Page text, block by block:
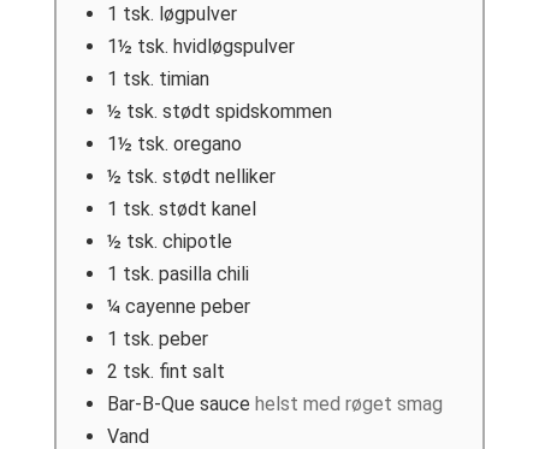
1 tsk. løgpulver
1½ tsk. hvidløgspulver
1 tsk. timian
½ tsk. stødt spidskommen
1½ tsk. oregano
½ tsk. stødt nelliker
1 tsk. stødt kanel
½ tsk. chipotle
1 tsk. pasilla chili
¼ cayenne peber
1 tsk. peber
2 tsk. fint salt
Bar-B-Que sauce helst med røget smag
Vand